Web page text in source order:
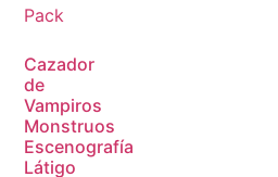
Cazador
de
Vampiros
Monstruos
Escenografía
Látigo